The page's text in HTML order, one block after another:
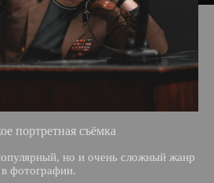
портретная съёмка
но и очень сложный жанр
в фотографии.